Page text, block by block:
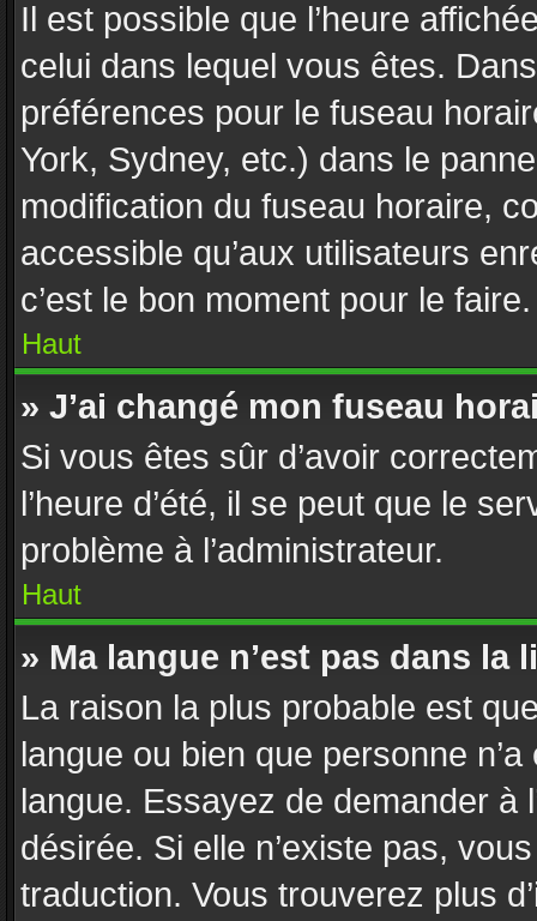
Il est possible que l’heure
celui dans lequel vous êtes.
préférences pour le fuseau
York, Sydney, etc.) dans le
modification du fuseau horaire,
accessible qu’aux utilisateurs
c’est le bon moment pour le faire.
Haut
» J’ai changé mon fuseau
Si vous êtes sûr d’avoir
l’heure d’été, il se peut que le
problème à l’administrateur.
Haut
» Ma langue n’est pas dans la
La raison la plus probable est
langue ou bien que personne
langue. Essayez de demander à
désirée. Si elle n’existe pas,
traduction. Vous trouverez plus